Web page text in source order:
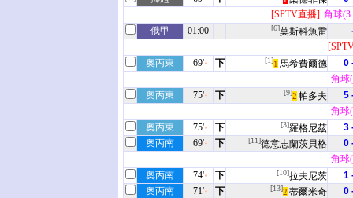
[SPTV直播] 角球
俄甲
01:00 [6]莫斯科魚雷
奧丙東
69' 下 [1]1 馬希費爾德
0
角球
奧丙東
75' 下 [9]2 帕多夫
5
角球
奧丙東
75' 下 [3]羅格尼茲
3
奧丙南
69' 下 [11]德意志蘭茨貝格
0
角球
奧丙南
74' 下 [10]拉夫尼茨
1
奧丙南
71' 下 [13]2 蒂爾米奇
0